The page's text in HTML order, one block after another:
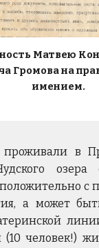
Матвею
Громова на
имением.
в
озера
с
а может
(10 человек!)